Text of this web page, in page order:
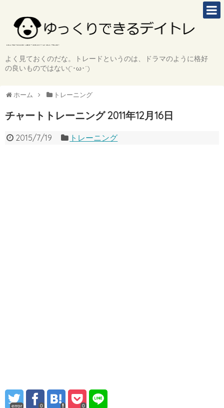
よく見ておくのだな。トレードというのは、ドラマのように格好
の良いものではない(`･ω･´)
ホーム トレーニング
チャートトレーニング 2011年12月16日
2015/7/19 トレーニング
error 0 0